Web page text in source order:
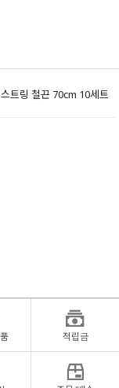
트링 철끈 70cm 10세트
적립금